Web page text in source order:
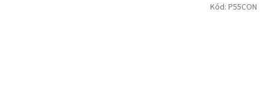
Kód: P55CON